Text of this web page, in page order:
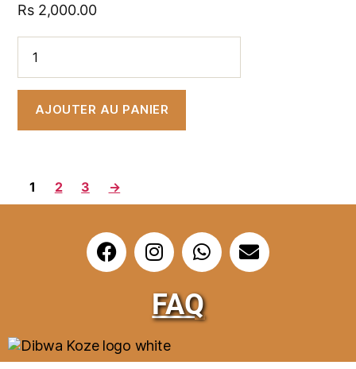
Rs 2,000.00
AJOUTER AU PANIER
1 2 3 →
FAQ